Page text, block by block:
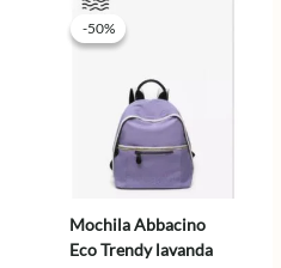
-50%
-50%
Mochila Abbacino
Eco Trendy lavanda